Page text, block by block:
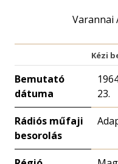
Varannai
Kézi
Bemutató
dátuma
23.
Rádiós műfaji
besorolás